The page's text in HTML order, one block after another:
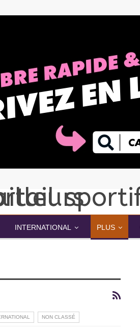
INTERNATIONAL PLUS
NON CLASSÉ